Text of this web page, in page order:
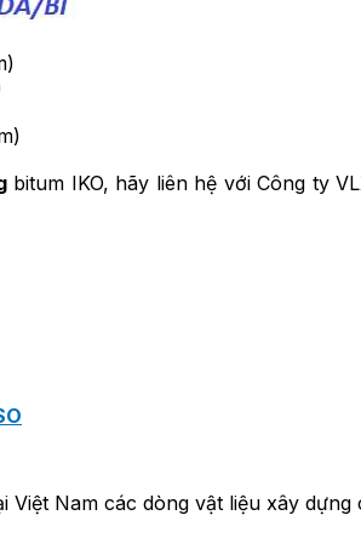
bitum IKO, hãy liên hệ với Công ty
Nam các dòng vật liệu xây